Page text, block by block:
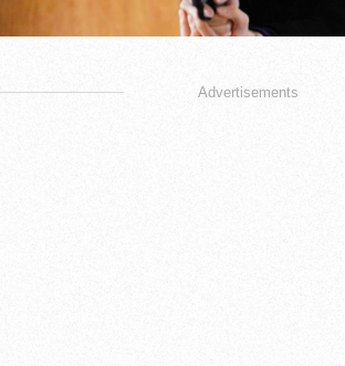
Advertisements